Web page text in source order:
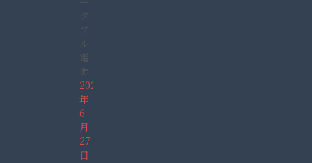
タ
ブ
ル
電
源
2026
年
6
月
27
日